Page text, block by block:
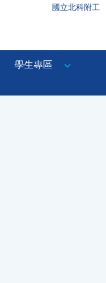
國立北科附工
學生專區